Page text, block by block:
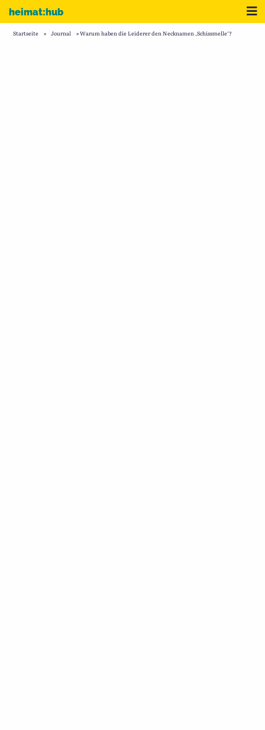
Zum Inhalt
heimat:hub
Startseite » Journal »Warum haben die Leiderer den Necknamen ‚Schissmelle‘?